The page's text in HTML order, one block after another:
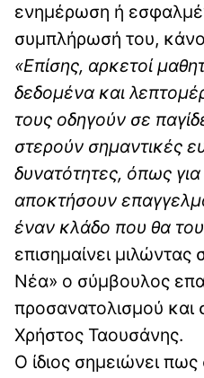
ενημέρωση ή
συμπλήρωσή του,
«Επίσης, αρκετοί
δεδομένα και
τους οδηγούν σε
στερούν σημαντικές
δυνατότητες, όπως
αποκτήσουν
έναν κλάδο που θα
επισημαίνει μιλώντας
Νέα» ο σύμβουλος
προσανατολισμού και
Χρήστος Ταουσάνης.
Ο ίδιος σημειώνει